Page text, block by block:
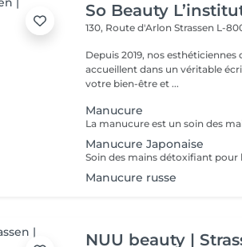
So Beauty
130, Route d'ArlonStrassen L-
Depuis 2019, nos
accueillent dans un véritable
votre bien-être et ...
Manucure
Manucure Japonaise
Manucure russe
NUU beauty |